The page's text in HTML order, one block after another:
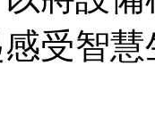
受智